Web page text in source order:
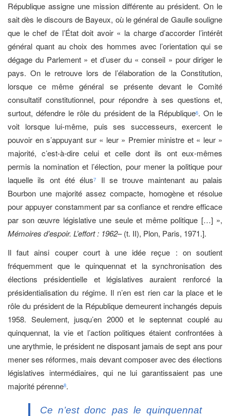
République assigne une mission différente au président. On le
sait dès le discours de Bayeux, où le général de Gaulle souligne
que le chef de l’État doit avoir « la charge d’accorder l’intérêt
général quant au choix des hommes avec l’orientation qui se
dégage du Parlement » et d’user du « conseil » pour diriger le
pays. On le retrouve lors de l’élaboration de la Constitution,
lorsque ce même général se présente devant le Comité
consultatif constitutionnel, pour répondre à ses questions et,
surtout, défendre le rôle du président de la République6. On le
voit lorsque lui-même, puis ses successeurs, exercent le
pouvoir en s’appuyant sur « leur » Premier ministre et « leur »
majorité, c’est-à-dire celui et celle dont ils ont eux-mêmes
permis la nomination et l’élection, pour mener la politique pour
laquelle ils ont été élus7
Il se trouve maintenant au palais
Bourbon une majorité assez compacte, homogène et résolue
pour appuyer constamment par sa confiance et rendre efficace
par son œuvre législative une seule et même politique […] »,
Mémoires d’espoir. L’effort : 1962– (t. II), Plon, Paris, 1971.].
Il faut ainsi couper court à une idée reçue : on soutient
fréquemment que le quinquennat et la synchronisation des
élections présidentielle et législatives auraient renforcé la
présidentialisation du régime. Il n’en est rien car la place et le
rôle du président de la République demeurent inchangés depuis
1958. Seulement, jusqu’en 2000 et le septennat couplé au
quinquennat, la vie et l’action politiques étaient confrontées à
une arythmie, le président ne disposant jamais de sept ans pour
mener ses réformes, mais devant composer avec des élections
législatives intermédiaires, qui ne lui garantissaient pas une
majorité pérenne8.
Ce n’est donc pas le quinquennat